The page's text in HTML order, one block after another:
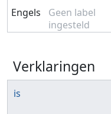
Engels
Geen label
ingesteld
Verklaringen
is